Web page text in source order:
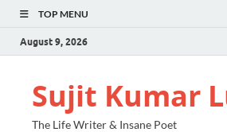
TOP MENU
August 9, 2026
Sujit Kumar
The Life Writer & Insane Poet